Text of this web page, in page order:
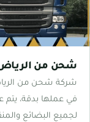
شحن من الرياض
شركة شحن من
في عملها بدقة، يتم
لجميع البضائع